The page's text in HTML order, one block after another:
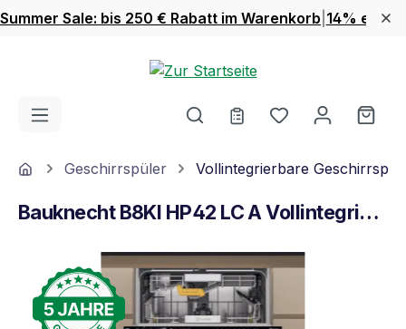
Zum Hauptinhalt springen
Summer Sale: bis 250 € Rabatt im Warenkorb 14% extra
Du hast 0
HomeGeschirrspüler Vollintegrierbare
Bauknecht B8KI HP42 LC A Vollintegrierter Geschirrspüler Schwarz
Bildergalerie überspringen